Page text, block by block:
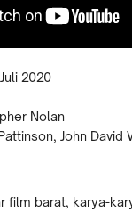
2020
Nolan
John David
film barat, karya-